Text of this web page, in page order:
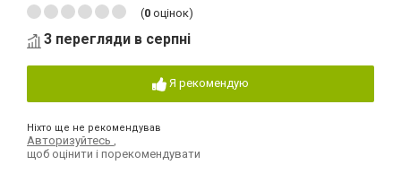
(0 оцінок)
3 перегляди в серпні
Я рекомендую
Ніхто ще не рекомендував
Авторизуйтесь
щоб оцінити і порекомендувати